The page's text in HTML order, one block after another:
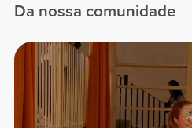
Da nossa comunidade